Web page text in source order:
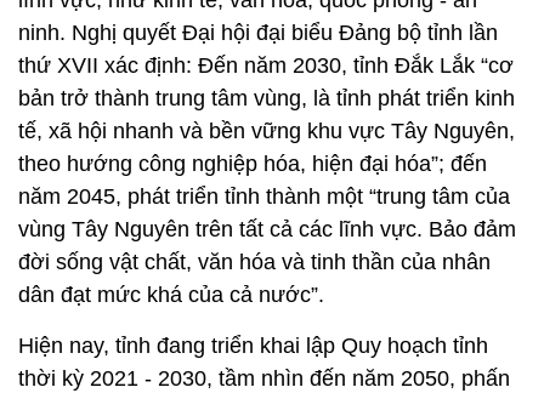
ninh. Nghị quyết Đại hội đại biểu Đảng bộ tỉnh lần
thứ XVII xác định: Đến năm 2030, tỉnh Đắk Lắk “cơ
bản trở thành trung tâm vùng, là tỉnh phát triển kinh
tế, xã hội nhanh và bền vững khu vực Tây Nguyên,
theo hướng công nghiệp hóa, hiện đại hóa”; đến
năm 2045, phát triển tỉnh thành một “trung tâm của
vùng Tây Nguyên trên tất cả các lĩnh vực. Bảo đảm
đời sống vật chất, văn hóa và tinh thần của nhân
dân đạt mức khá của cả nước”.
Hiện nay, tỉnh đang triển khai lập Quy hoạch tỉnh
thời kỳ 2021 - 2030, tầm nhìn đến năm 2050, phấn